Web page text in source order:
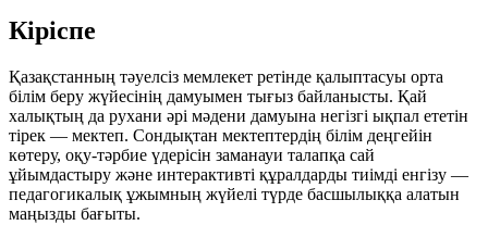
Кіріспе
Қазақстанның тәуелсіз мемлекет ретінде қалыптасуы орта
білім беру жүйесінің дамуымен тығыз байланысты. Қай
халықтың да рухани әрі мәдени дамуына негізгі ықпал ететін
тірек — мектеп. Сондықтан мектептердің білім деңгейін
көтеру, оқу-тәрбие үдерісін заманауи талапқа сай
ұйымдастыру және интерактивті құралдарды тиімді енгізу —
педагогикалық ұжымның жүйелі түрде басшылыққа алатын
маңызды бағыты.